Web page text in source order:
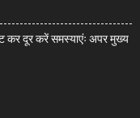
कर दूर करें समस्याएंः अपर मुख्य